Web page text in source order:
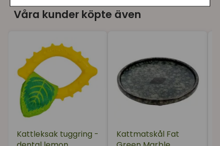
Våra kunder köpte även
Kattleksak tuggring -
Kattmatskål Fat